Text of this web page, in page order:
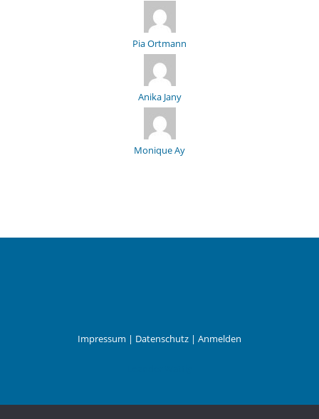
Pia Ortmann
Anika Jany
Monique Ay
Impressum | Datenschutz | Anmelden